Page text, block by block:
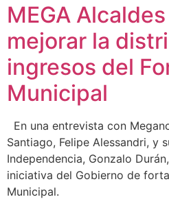
MEGA
mejorar la
ingresos del
Municipal
En una entrevista con
Santiago, Felipe Alessandri, y
Independencia, Gonzalo
iniciativa del Gobierno de
Municipal.